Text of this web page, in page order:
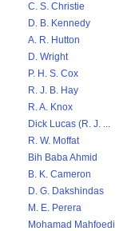
C. S. Christie
D. B. Kennedy
A. R. Hutton
D. Wright
P. H. S. Cox
R. J. B. Hay
R. A. Knox
Dick Lucas (R. J. ...
R. W. Moffat
Bih Baba Ahmid
B. K. Cameron
D. G. Dakshindas
M. E. Perera
Mohamad Mahfoedi